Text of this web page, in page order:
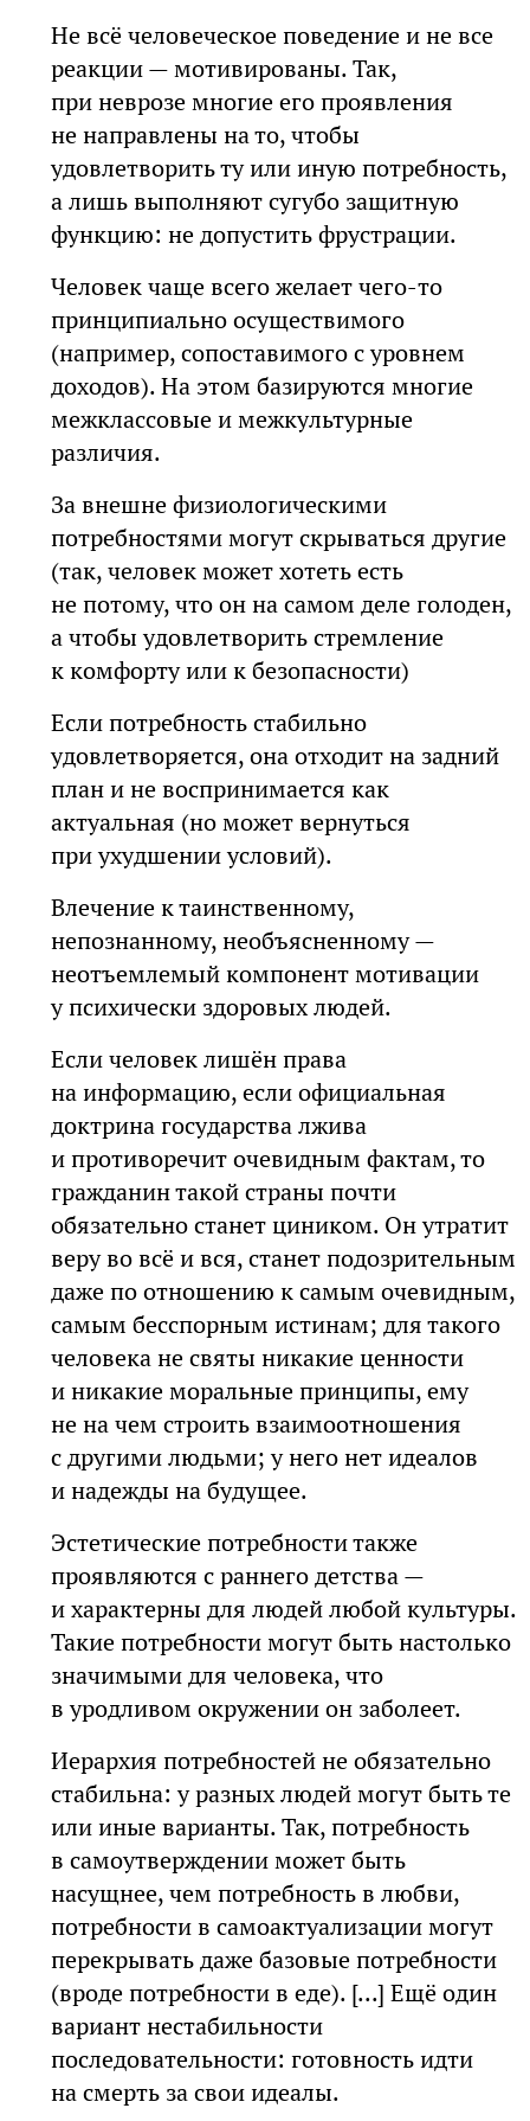
Не всё человеческое поведение и не все
реакции — мотивированы. Так,
при неврозе многие его проявления
не направлены на то, чтобы
удовлетворить ту или иную потребность,
а лишь выполняют сугубо защитную
функцию: не допустить фрустрации.
Человек чаще всего желает чего-то
принципиально осуществимого
(например, сопоставимого с уровнем
доходов). На этом базируются многие
межклассовые и межкультурные
различия.
За внешне физиологическими
потребностями могут скрываться другие
(так, человек может хотеть есть
не потому, что он на самом деле голоден,
а чтобы удовлетворить стремление
к комфорту или к безопасности)
Если потребность стабильно
удовлетворяется, она отходит на задний
план и не воспринимается как
актуальная (но может вернуться
при ухудшении условий).
Влечение к таинственному,
непознанному, необъясненному —
неотъемлемый компонент мотивации
у психически здоровых людей.
Если человек лишён права
на информацию, если официальная
доктрина государства лжива
и противоречит очевидным фактам, то
гражданин такой страны почти
обязательно станет циником. Он утратит
веру во всё и вся, станет подозрительным
даже по отношению к самым очевидным,
самым бесспорным истинам; для такого
человека не святы никакие ценности
и никакие моральные принципы, ему
не на чем строить взаимоотношения
с другими людьми; у него нет идеалов
и надежды на будущее.
Эстетические потребности также
проявляются с раннего детства —
и характерны для людей любой культуры.
Такие потребности могут быть настолько
значимыми для человека, что
в уродливом окружении он заболеет.
Иерархия потребностей не обязательно
стабильна: у разных людей могут быть те
или иные варианты. Так, потребность
в самоутверждении может быть
насущнее, чем потребность в любви,
потребности в самоактуализации могут
перекрывать даже базовые потребности
(вроде потребности в еде). [...] Ещё один
вариант нестабильности
последовательности: готовность идти
на смерть за свои идеалы.